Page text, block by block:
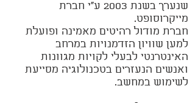
שנערך בשנת 2003 ע"י חברת
מייקרוסופט.
חברת מודול רהיטים מאמינה ופועלת
למען שוויון הזדמנויות במרחב
האינטרנטי לבעלי לקויות מגוונות
ואנשים הנעזרים בטכנולוגיה מסייעת
לשימוש במחשב.